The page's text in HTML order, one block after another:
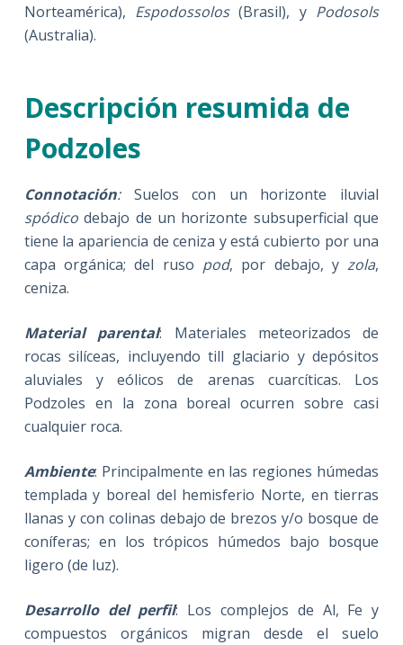
Norteamérica), Espodossolos(Brasil), y Podosols
(Australia).
Descripción resumida de
Podzoles
Connotación:Suelos con un horizonte iluvial
spódicodebajo de un horizonte subsuperficial que
tiene la apariencia de ceniza y está cubierto por una
capa orgánica; del ruso pod, por debajo, yzola,
ceniza.
Material parental:
Materiales meteorizados de
rocas silíceas, incluyendo till glaciario y depósitos
aluviales y eólicos de arenas cuarcíticas. Los
Podzoles en la zona boreal ocurren sobre casi
cualquier roca.
Ambiente: Principalmente en las regiones húmedas
templada y boreal del hemisferio Norte, en tierras
llanas y con colinas debajo de brezos y/o bosque de
coníferas; en los trópicos húmedos bajo bosque
ligero (de luz).
Desarrollo del perfil: Los complejos de Al, Fe y
compuestos orgánicos migran desde el suelo